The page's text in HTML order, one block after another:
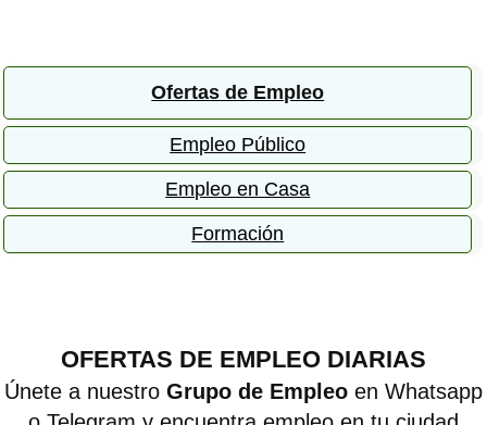
Ofertas de Empleo
Empleo Público
Empleo en Casa
Formación
OFERTAS DE EMPLEO DIARIAS
Únete a nuestro Grupo de Empleo en Whatsapp